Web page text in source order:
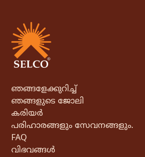
ഞങ്ങളേക്കുറിച്ച്
ഞങ്ങളുടെ ജോലി
കരിയർ
പരിഹാരങ്ങളും സേവനങ്ങളും.
FAQ
വിഭവങ്ങൾ